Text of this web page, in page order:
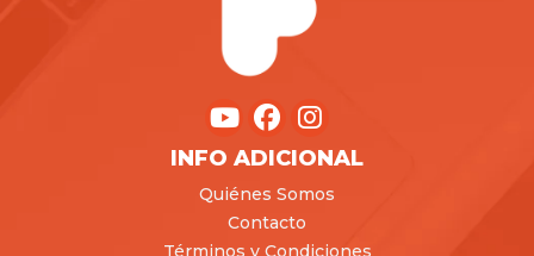
INFO ADICIONAL
Quiénes Somos
Contacto